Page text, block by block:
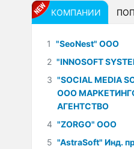
КОМПАНИИ
1 "SeoNest" ООО
2 "INNOSOFT
3 "SOCIAL MEDIA
ООО
АГЕНТСТВО
4 "ZORGO" ООО
5 "AstraSoft" Инд.